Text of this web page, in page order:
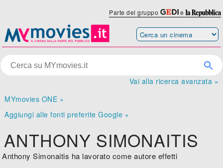
Parte del gruppo e
Vai alla ricerca avanzata »
MYmovies ONE »
Aggiungi alle fonti preferite Google »
ANTHONY SIMONAITIS
Anthony Simonaitis ha lavorato come autore effetti